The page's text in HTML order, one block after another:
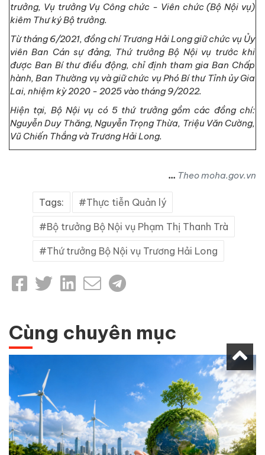
trưởng, Vụ trưởng Vụ Công chức - Viên chức (Bộ Nội vụ)
kiêm Thư ký Bộ trưởng.
Từ tháng 6/2021, đồng chí Trương Hải Long giữ chức vụ Ủy
viên Ban Cán sự đảng, Thứ trưởng Bộ Nội vụ trước khi
được Ban Bí thư điều động, chỉ định tham gia Ban Chấp
hành, Ban Thường vụ và giữ chức vụ Phó Bí thư Tỉnh ủy Gia
Lai, nhiệm kỳ 2020 - 2025 vào tháng 9/2022.
Hiện tại, Bộ Nội vụ có 5 thứ trưởng gồm các đồng chí:
Nguyễn Duy Thăng, Nguyễn Trọng Thừa, Triệu Văn Cường,
Vũ Chiến Thắng và Trương Hải Long.
... Theo moha.gov.vn
Tags: Thực tiễn Quản lý
Bộ trưởng Bộ Nội vụ Phạm Thị Thanh Trà
Thứ trưởng Bộ Nội vụ Trương Hải Long
Cùng chuyên mục